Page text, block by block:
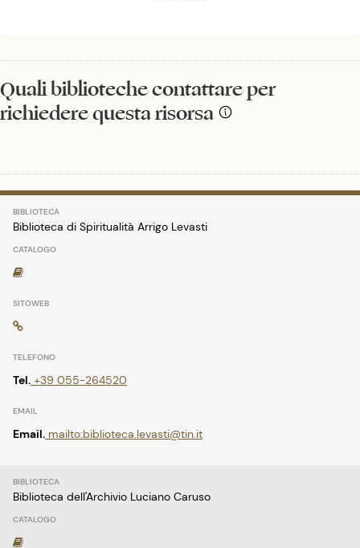
Quali biblioteche contattare per
richiedere questa risorsa
Biblioteca di Spiritualità Arrigo Levasti
Tel. +39 055-264520
Email. mailto:biblioteca.levasti@tin.it
Biblioteca dell'Archivio Luciano Caruso